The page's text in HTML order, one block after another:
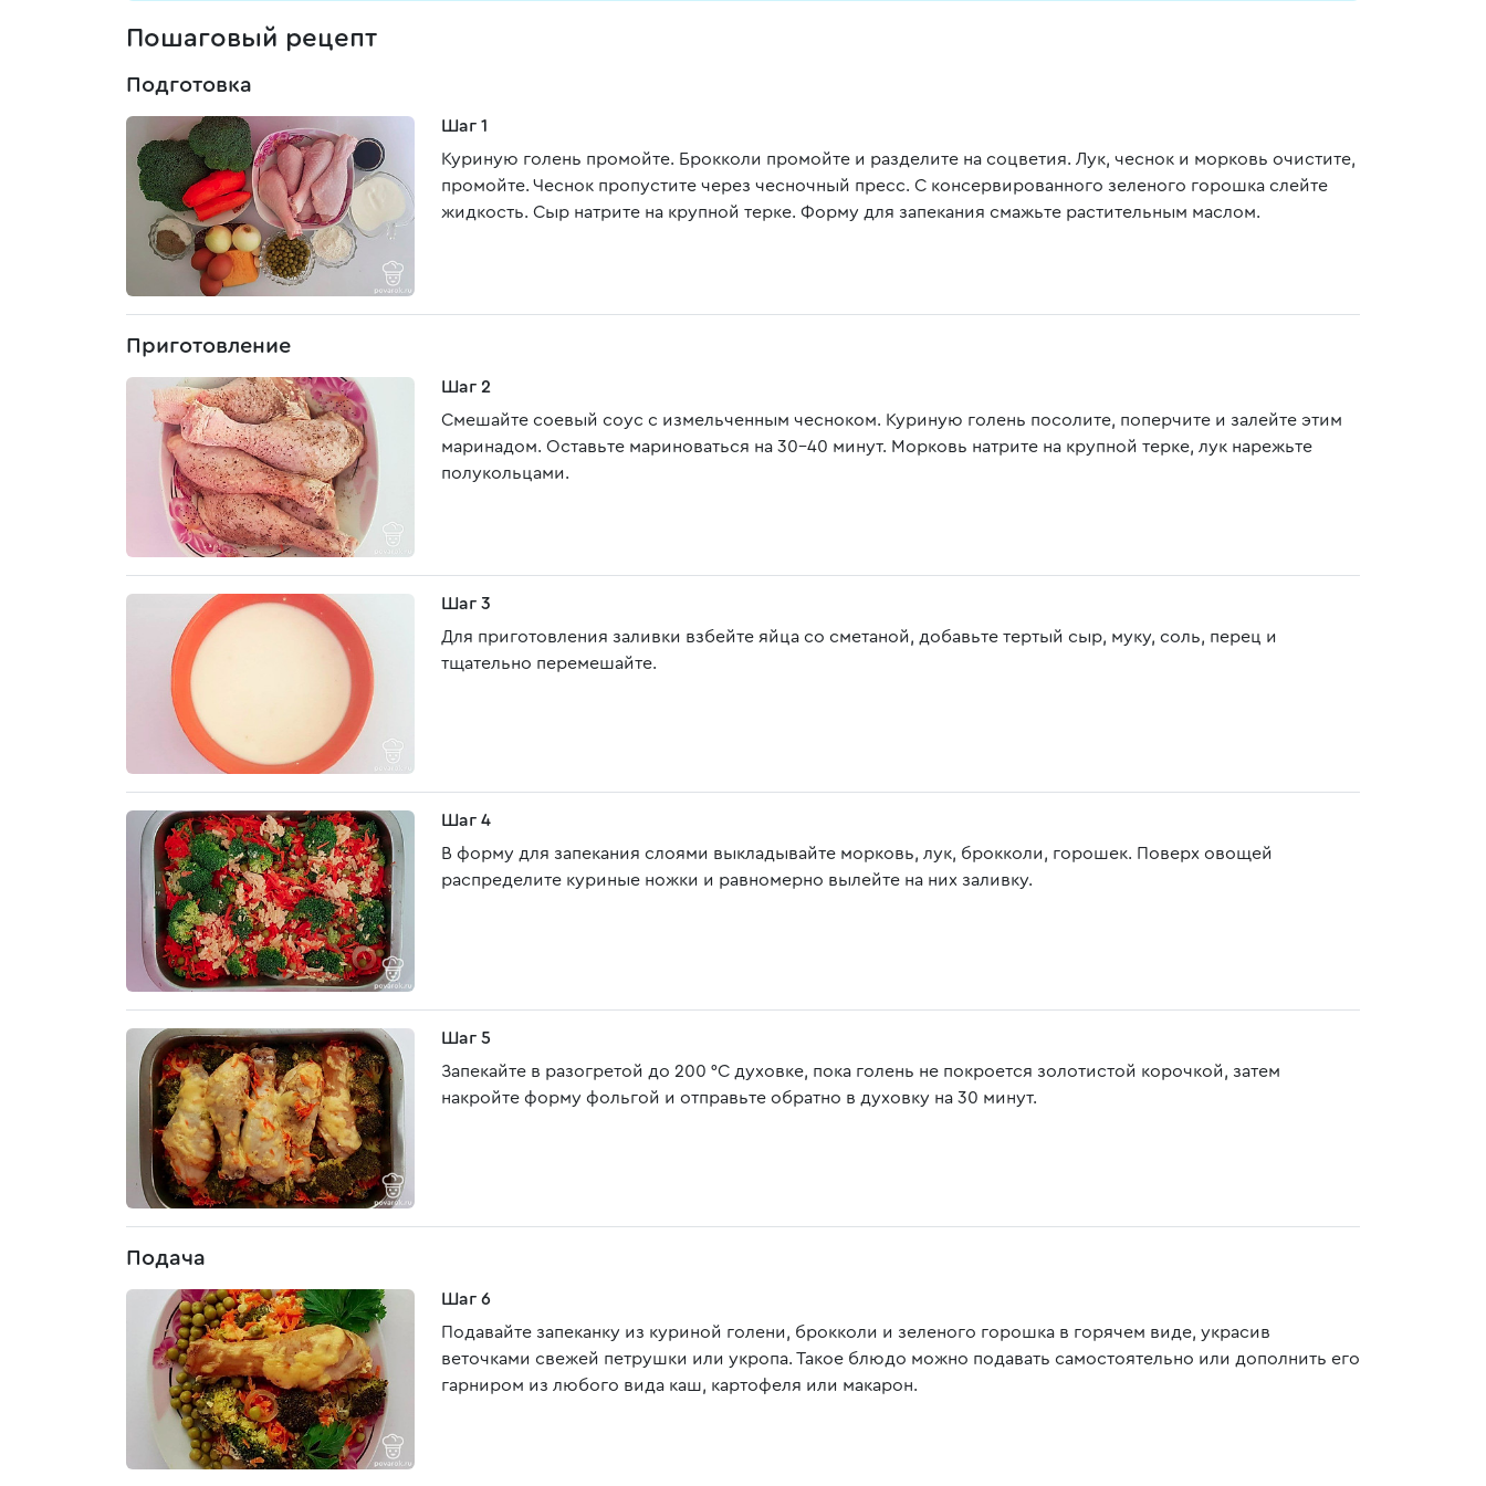
Пошаговый рецепт
Подготовка
Шаг 1
Куриную голень промойте. Брокколи промойте и разделите на соцветия. Лук, чеснок и морковь очистите,
промойте. Чеснок пропустите через чесночный пресс. С консервированного зеленого горошка слейте
жидкость. Сыр натрите на крупной терке. Форму для запекания смажьте растительным маслом.
Приготовление
Шаг 2
Смешайте соевый соус с измельченным чесноком. Куриную голень посолите, поперчите и залейте этим
маринадом. Оставьте мариноваться на 30-40 минут. Морковь натрите на крупной терке, лук нарежьте
полукольцами.
Шаг 3
Для приготовления заливки взбейте яйца со сметаной, добавьте тертый сыр, муку, соль, перец и
тщательно перемешайте.
Шаг 4
В форму для запекания слоями выкладывайте морковь, лук, брокколи, горошек. Поверх овощей
распределите куриные ножки и равномерно вылейте на них заливку.
Шаг 5
Запекайте в разогретой до 200 °C духовке, пока голень не покроется золотистой корочкой, затем
накройте форму фольгой и отправьте обратно в духовку на 30 минут.
Подача
Шаг 6
Подавайте запеканку из куриной голени, брокколи и зеленого горошка в горячем виде, украсив
веточками свежей петрушки или укропа. Такое блюдо можно подавать самостоятельно или дополнить его
гарниром из любого вида каш, картофеля или макарон.